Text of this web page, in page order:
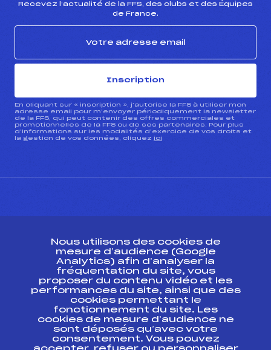
Recevez l’actualité de la FFS, des clubs et des Équipes
de France.
Inscription
En cliquant sur « inscription », j’autorise la FFS à utiliser mon
adresse email pour m’envoyer périodiquement la newsletter
de la FFS, qui peut contenir des offres commerciales et
promotionnelles de la FFS ou de ses partenaires. Pour plus
d’informations sur les modalités d’exercice de vos droits et
la gestion de vos données, cliquez ici
Ressources
Pass’Neige
Projet sportif fédéral
Projet de performance fédéral
Antidopage
Pôle Développement, Formation, Suivi
Nous utilisons des cookies de
mesure d’audience (Google
Analytics) afin d’analyser la
fréquentation du site, vous
proposer du contenu vidéo et les
performances du site, ainsi que des
cookies permettant le
fonctionnement du site. Les
cookies de mesure d’audience ne
sont déposés qu’avec votre
consentement. Vous pouvez